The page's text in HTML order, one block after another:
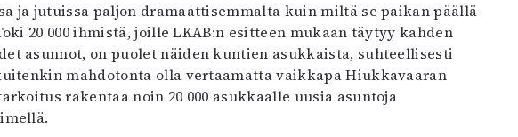
ja jutuissa paljon dramaattisemmalta kuin miltä se paikan päällä
20 000 ihmistä, joille LKAB:n esitteen mukaan täytyy kahden
asunnot, on puolet näiden kuntien asukkaista, suhteellisesti
mahdotonta olla vertaamatta vaikkapa Hiukkavaaran
rakentaa noin 20 000 asukkaalle uusia asuntoja